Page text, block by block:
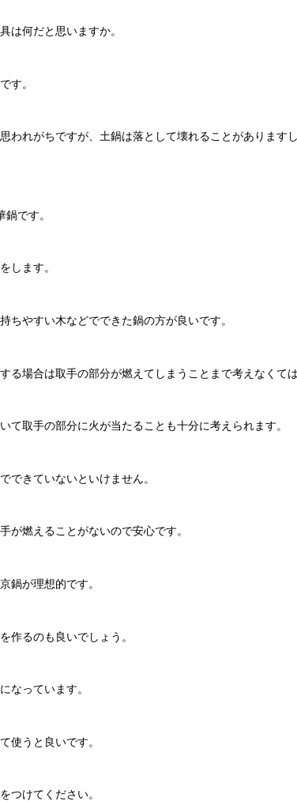
は何だと思いますか。
す。
われがちですが、土鍋は落として壊れることがあります
です。
します。
ちやすい木などでできた鍋の方が良いです。
る場合は取手の部分が燃えてしまうことまで考えなくては
て取手の部分に火が当たることも十分に考えられます。
できていないといけません。
が燃えることがないので安心です。
鍋が理想的です。
作るのも良いでしょう。
なっています。
使うと良いです。
つけてください。